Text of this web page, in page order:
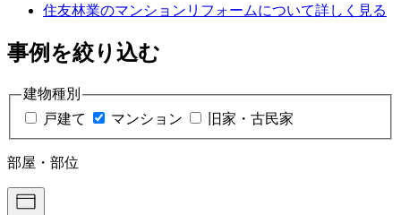
住友林業のマンションリフォームについて詳しく見る
事例を絞り込む
建物種別
戸建て
マンション 旧家・古民家
部屋・部位